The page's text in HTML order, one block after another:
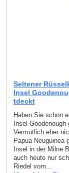
Seltener
Insel
tdeckt
Haben Sie schon
Insel Goodenough
Vermutlich eher
Papua Neuguinea
Insel in der Milne
auch heute nur
Riedel vom...